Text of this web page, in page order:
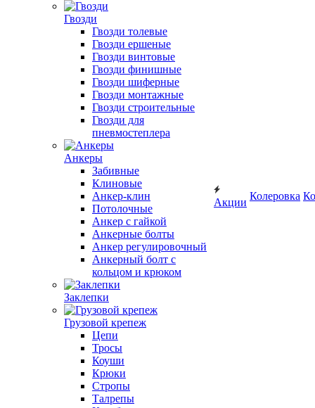
Гвозди
Гвозди толевые
Гвозди ершеные
Гвозди винтовые
Гвозди финишные
Гвозди шиферные
Гвозди монтажные
Гвозди строительные
Гвозди для
пневмостеплера
Анкеры
Забивные
Клиновые
Анкер-клин
Потолочные
Анкер с гайкой
Анкерные болты
Анкер регулировочный
Анкерный болт с
кольцом и крюком
Заклепки
Грузовой крепеж
Цепи
Тросы
Коуши
Крюки
Стропы
Талрепы
Акции
Колеровка